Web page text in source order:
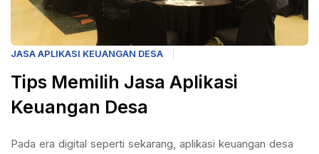
JASA APLIKASI KEUANGAN DESA
Tips Memilih Jasa Aplikasi
Keuangan Desa
Pada era digital seperti sekarang, aplikasi keuangan desa